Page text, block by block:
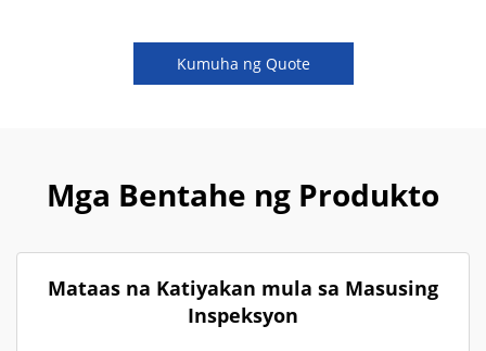
Kumuha ng Quote
Mga Bentahe ng Produkto
Mataas na Katiyakan mula sa Masusing
Inspeksyon